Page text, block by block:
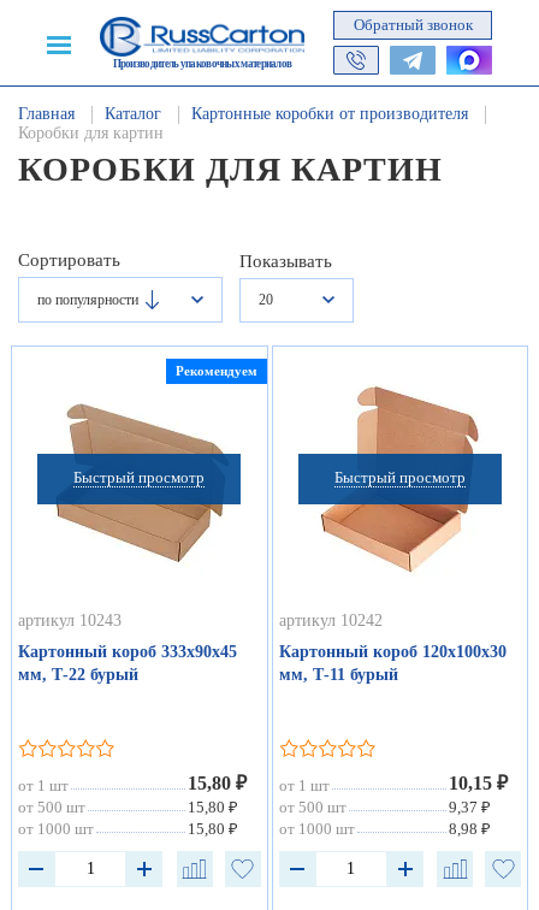
Производитель упаковочных материалов
Обратный звонок
Главная Каталог
Картонные коробки от производителя
Коробки для картин
КОРОБКИ ДЛЯ КАРТИН
Сортировать
по популярности
Показывать
20
Быстрый просмотр
Рекомендуем
артикул 10243
Картонный короб 333х90х45
мм, Т-22 бурый
от 1 шт 15,80 ₽
от 500 шт
15,80 ₽
от 1000 шт
15,80 ₽
Быстрый просмотр
артикул 10242
Картонный короб 120х100х30
мм, Т-11 бурый
от 1 шт 10,15 ₽
от 500 шт
9,37 ₽
от 1000 шт
8,98 ₽